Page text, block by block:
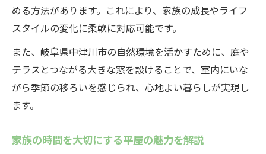
める方法があります。これにより、家族の成長やライフ
スタイルの変化に柔軟に対応可能です。
また、岐阜県中津川市の自然環境を活かすために、庭や
テラスとつながる大きな窓を設けることで、室内にいな
がら季節の移ろいを感じられ、心地よい暮らしが実現し
ます。
家族の時間を大切にする平屋の魅力を解説